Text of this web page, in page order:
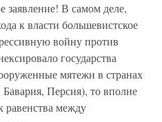
заявление! В самом деле,
к власти большевистское
войну против
государства
мятежи в странах
Персия), то вполне
равенства между